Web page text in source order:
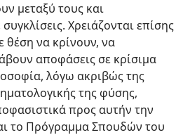
μεταξύ τους και
Χρειάζονται επίσης
θέση να κρίνουν, να
αποφάσεις σε κρίσιμα
λόγω ακριβώς της
της φύσης,
προς αυτήν την
το Πρόγραμμα Σπουδών του